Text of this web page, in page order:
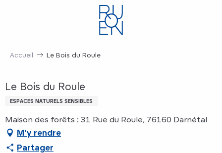
Accueil Le Bois du Roule
Le Bois du Roule
ESPACES NATURELS SENSIBLES
Maison des forêts : 31 Rue du Roule, 76160 Darnétal
M'y rendre
Partager